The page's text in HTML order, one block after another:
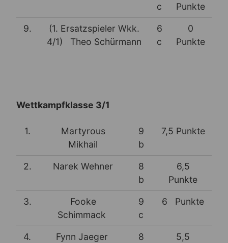
c
Punkte
9.
(1. Ersatzspieler Wkk.
4/1) Theo Schürmann
6
c
0
Punkte
Wettkampfklasse 3/1
1.
Martyrous
Mikhail
9
b
7,5 Punkte
2. Narek Wehner
8
b
6,5
Punkte
3.
Fooke
Schimmack
9
c
6 Punkte
4. Fynn Jaeger
8
5,5